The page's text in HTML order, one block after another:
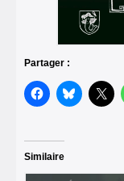
Partager :
Similaire